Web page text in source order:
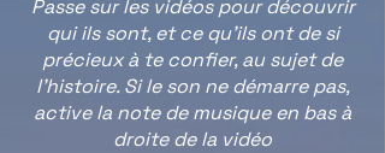
Passe sur les vidéos pour découvrir
qui ils sont, et ce qu'ils ont de si
précieux à te confier, au sujet de
l'histoire. Si le son ne démarre pas,
active la note de musique en bas à
droite de la vidéo